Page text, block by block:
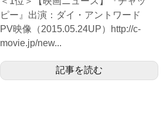
ピー』出演：ダイ・アントワード
PV映像（2015.05.24UP）http://c-
movie.jp/new...
記事を読む